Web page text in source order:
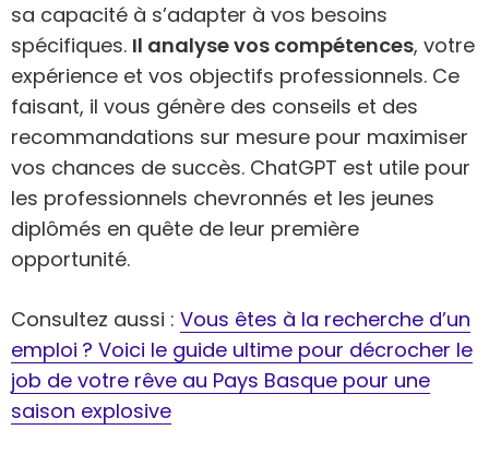
sa capacité à s’adapter à vos besoins
spécifiques. Il analyse vos compétences, votre
expérience et vos objectifs professionnels. Ce
faisant, il vous génère des conseils et des
recommandations sur mesure pour maximiser
vos chances de succès. ChatGPT est utile pour
les professionnels chevronnés et les jeunes
diplômés en quête de leur première
opportunité.
Consultez aussi : Vous êtes à la recherche d’un
emploi ? Voici le guide ultime pour décrocher le
job de votre rêve au Pays Basque pour une
saison explosive